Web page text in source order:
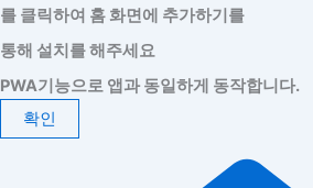
를 클릭하여 홈 화면에 추가하기를
통해 설치를 해주세요
PWA기능으로 앱과 동일하게 동작합니다.
확인